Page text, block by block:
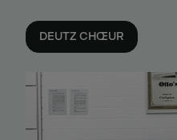
DEUTZ CHŒUR